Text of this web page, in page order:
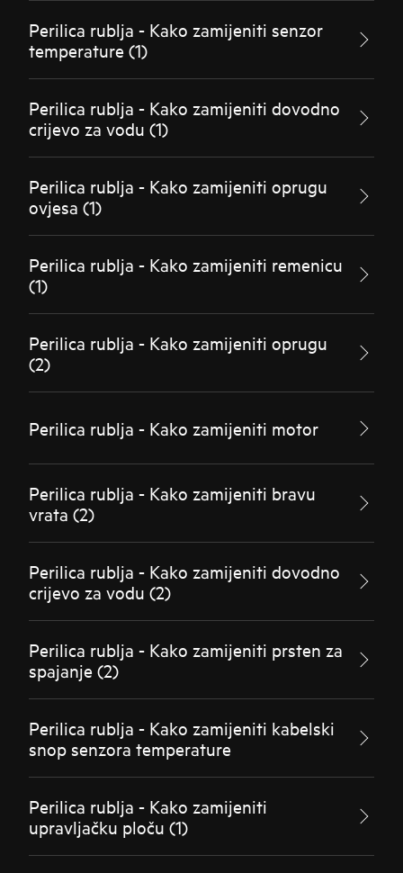
Perilica rublja - Kako zamijeniti senzor
temperature (1)
Perilica rublja - Kako zamijeniti dovodno
crijevo za vodu (1)
Perilica rublja - Kako zamijeniti oprugu
ovjesa (1)
Perilica rublja - Kako zamijeniti remenicu
(1)
Perilica rublja - Kako zamijeniti oprugu
(2)
Perilica rublja - Kako zamijeniti motor
Perilica rublja - Kako zamijeniti bravu
vrata (2)
Perilica rublja - Kako zamijeniti dovodno
crijevo za vodu (2)
Perilica rublja - Kako zamijeniti prsten za
spajanje (2)
Perilica rublja - Kako zamijeniti kabelski
snop senzora temperature
Perilica rublja - Kako zamijeniti
upravljačku ploču (1)